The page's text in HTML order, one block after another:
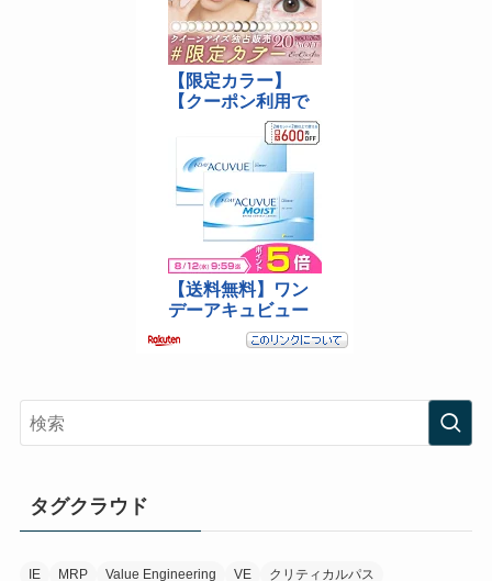
タグクラウド
IE MRP Value Engineering VE
クリティカルパス